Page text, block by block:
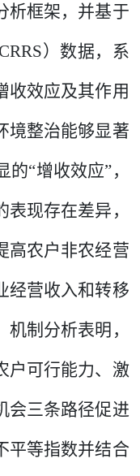
析框架，并基于
）数据，系
收效应及其作用
境整治能够显著
“增收效应”，
现存在差异，
高农户非农经营
经营收入和转移
制分析表明，
户可行能力、激
会三条路径促进
平等指数并结合